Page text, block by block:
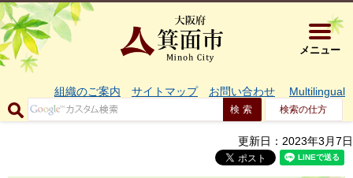
大阪府箕
メニュー
組織のご案内 サイトマップ お問い合わせ Multilingual
検索の仕方
更新日：2023年3月7日